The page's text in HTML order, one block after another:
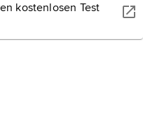
kostenlosen Test